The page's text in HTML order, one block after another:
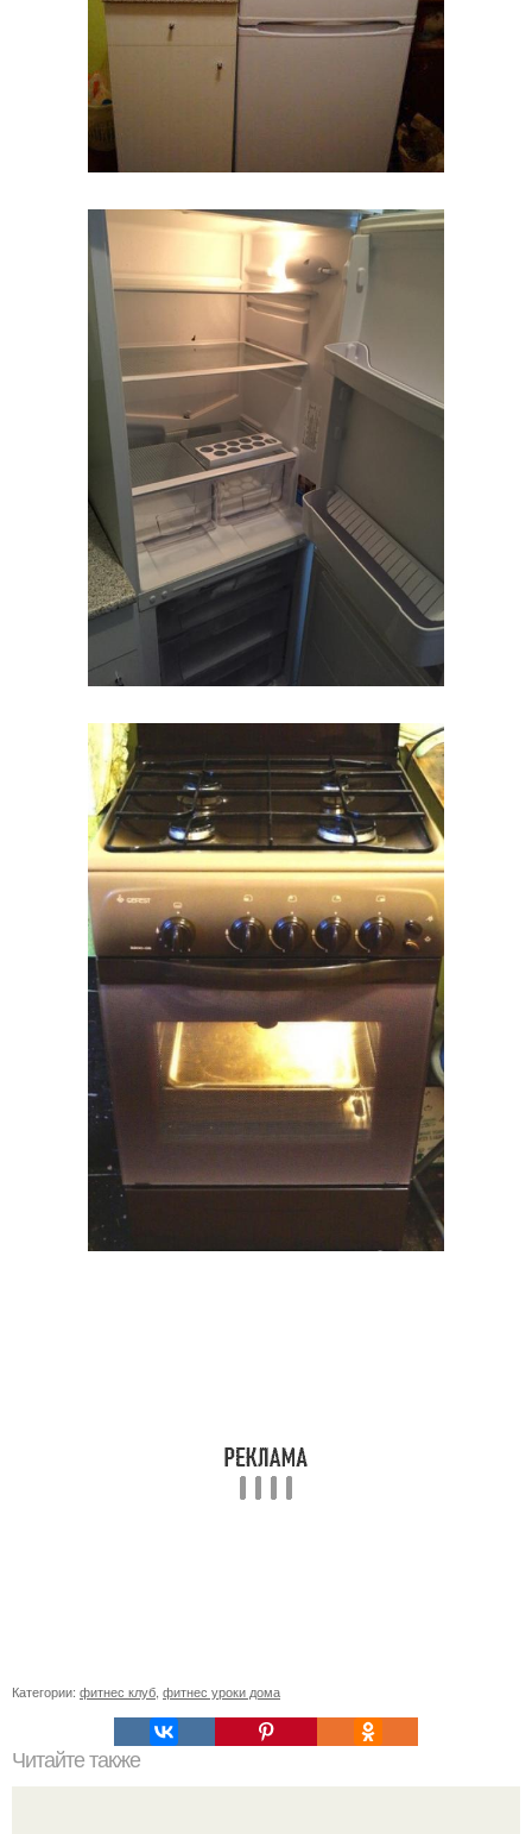
Категории: фитнес клуб фитнес уроки дома
Читайте также